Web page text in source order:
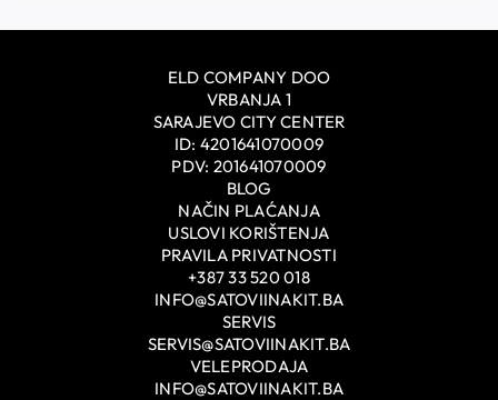
ELD COMPANY DOO
VRBANJA 1
SARAJEVO CITY CENTER
ID: 4201641070009
PDV: 201641070009
BLOG
NAČIN PLAĆANJA
USLOVI KORIŠTENJA
PRAVILA PRIVATNOSTI
+387 33 520 018
INFO@SATOVIINAKIT.BA
SERVIS
SERVIS@SATOVIINAKIT.BA
VELEPRODAJA
INFO@SATOVIINAKIT.BA